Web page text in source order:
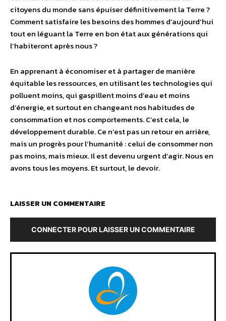
citoyens du monde sans épuiser définitivement la Terre ?
Comment satisfaire les besoins des hommes d’aujourd’hui
tout en léguant la Terre en bon état aux générations qui
l’habiteront après nous ?
En apprenant à économiser et à partager de manière
équitable les ressources, en utilisant les technologies qui
polluent moins, qui gaspillent moins d’eau et moins
d’énergie, et surtout en changeant nos habitudes de
consommation et nos comportements. C’est cela, le
développement durable. Ce n’est pas un retour en arrière,
mais un progrès pour l’humanité : celui de consommer non
pas moins, mais mieux. Il est devenu urgent d’agir. Nous en
avons tous les moyens. Et surtout, le devoir.
LAISSER UN COMMENTAIRE
CONNECTER POUR LAISSER UN COMMENTAIRE